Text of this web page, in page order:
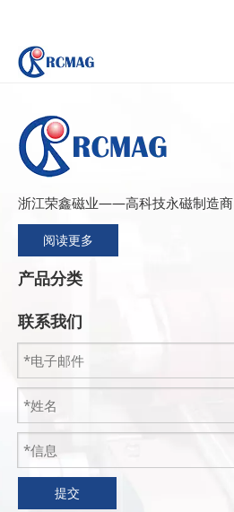
浙江荣鑫磁业——高科技永磁制造商
阅读更多
产品分类
联系我们
提交